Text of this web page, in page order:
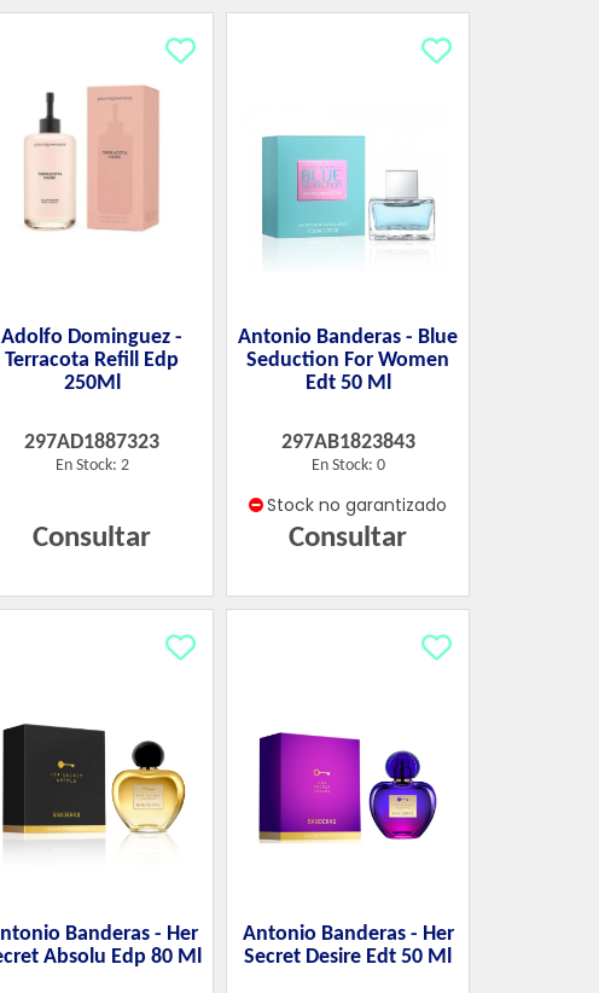
Adolfo Dominguez -
Terracota Refill Edp
250Ml
297AD1887323
En Stock: 2
Consultar
Antonio Banderas - Blue
Seduction For Women
Edt 50 Ml
297AB1823843
En Stock: 0
Stock no garantizado
Consultar
Banderas - Her
Absolu Edp 80 Ml
Antonio Banderas - Her
Secret Desire Edt 50 Ml